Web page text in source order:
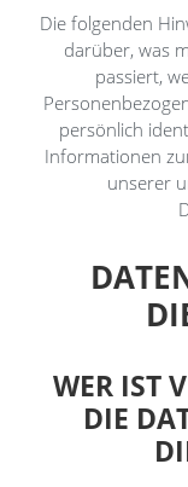
Die folgenden
darüber, was
passiert,
persönlich
Informationen
unserer
WER IST
DIE